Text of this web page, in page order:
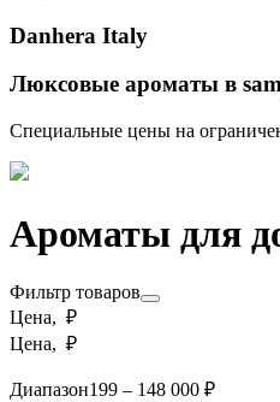
Danhera Italy
Люксовые ароматы в
Специальные цены на
Ароматы для
Фильтр товаров
Цена, ₽
Цена, ₽
Диапазон199 – 148 000 ₽